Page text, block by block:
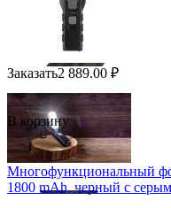
Заказать2 889.00 ₽
В корзину
Многофункциональный
1800 mAh, черный с серым